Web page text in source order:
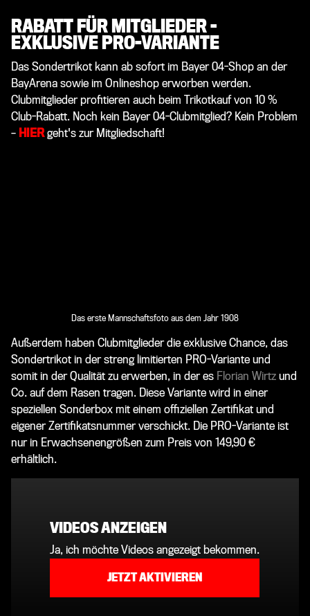
RABATT FÜR MITGLIEDER –
EXKLUSIVE PRO-VARIANTE
Das Sondertrikot kann ab sofort im Bayer 04-Shop an der
BayArena sowie im Onlineshop erworben werden.
Clubmitglieder profitieren auch beim Trikotkauf von 10 %
Club-Rabatt. Noch kein Bayer 04-Clubmitglied? Kein Problem
– HIERgeht's zur Mitgliedschaft!
Das erste Mannschaftsfoto aus dem Jahr 1908
Außerdem haben Clubmitglieder die exklusive Chance, das
Sondertrikot in der streng limitierten PRO-Variante und
somit in der Qualität zu erwerben, in der es Florian Wirtz und
Co. auf dem Rasen tragen. Diese Variante wird in einer
speziellen Sonderbox mit einem offiziellen Zertifikat und
eigener Zertifikatsnummer verschickt. Die PRO-Variante ist
nur in Erwachsenengrößen zum Preis von 149,90 €
erhältlich.
VIDEOS ANZEIGEN
Ja, ich möchte Videos angezeigt bekommen.
JETZT AKTIVIEREN